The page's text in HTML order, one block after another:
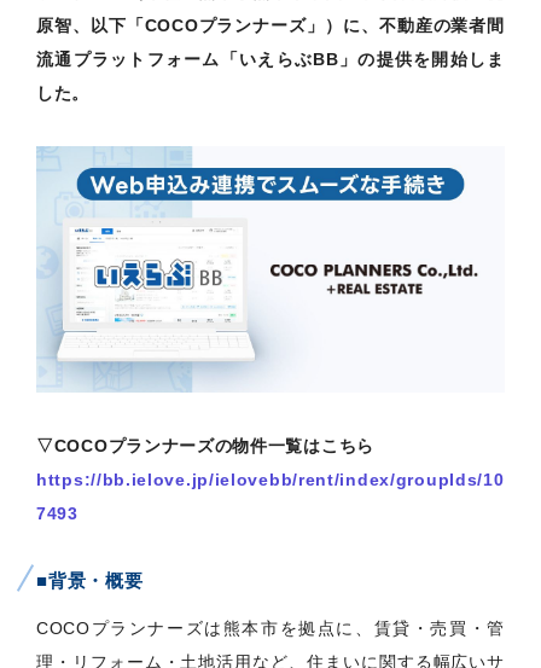
原智、以下「COCOプランナーズ」）に、不動産の業者間
流通プラットフォーム「いえらぶBB」の提供を開始しま
した。
▽COCOプランナーズの物件一覧はこちら
https://bb.ielove.jp/ielovebb/rent/index/groupIds/10
7493
■背景・概要
COCOプランナーズは熊本市を拠点に、賃貸・売買・管
理・リフォーム・土地活用など、住まいに関する幅広いサ